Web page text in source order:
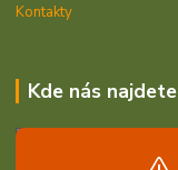
Kontakty
Kde nás najdete